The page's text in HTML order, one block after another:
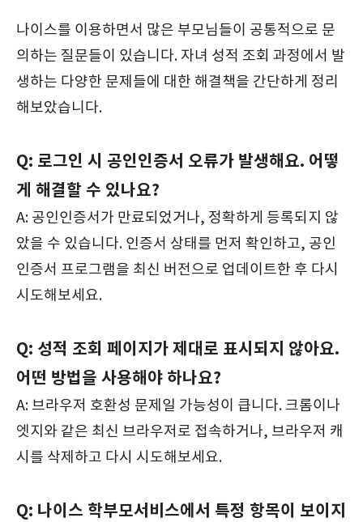
나이스를 이용하면서 많은 부모님들이 공통적으로 문
의하는 질문들이 있습니다. 자녀 성적 조회 과정에서 발
생하는 다양한 문제들에 대한 해결책을 간단하게 정리
해보았습니다.
Q: 로그인 시 공인인증서 오류가 발생해요. 어떻
게 해결할 수 있나요?
A: 공인인증서가 만료되었거나, 정확하게 등록되지 않
았을 수 있습니다. 인증서 상태를 먼저 확인하고, 공인
인증서 프로그램을 최신 버전으로 업데이트한 후 다시
시도해보세요.
Q: 성적 조회 페이지가 제대로 표시되지 않아요.
어떤 방법을 사용해야 하나요?
A: 브라우저 호환성 문제일 가능성이 큽니다. 크롬이나
엣지와 같은 최신 브라우저로 접속하거나, 브라우저 캐
시를 삭제하고 다시 시도해보세요.
Q: 나이스 학부모서비스에서 특정 항목이 보이지